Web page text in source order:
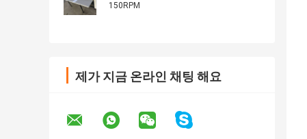
150RPM
제가 지금 온라인 채팅 해요